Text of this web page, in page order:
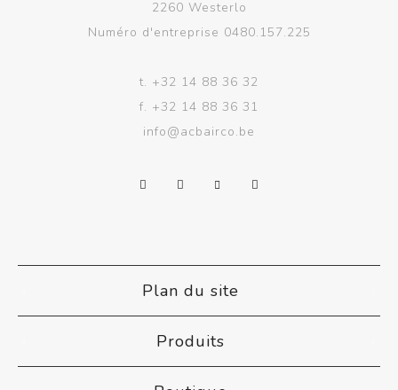
2260 Westerlo
Numéro d'entreprise 0480.157.225
t. +32 14 88 36 32
f. +32 14 88 36 31
info@acbairco.be
Plan du site
Produits